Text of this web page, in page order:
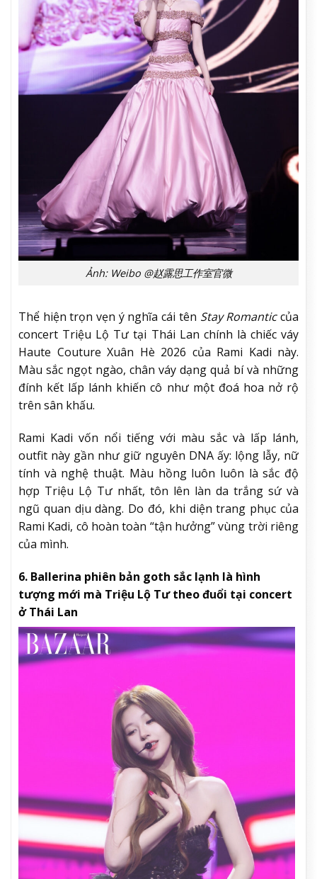
Ảnh: Weibo @赵露思工作室官微
Thể hiện trọn vẹn ý nghĩa cái tên Stay Romanticcủa
concert Triệu Lộ Tư tại Thái Lan chính là chiếc váy
Haute Couture Xuân Hè 2026 của Rami Kadi này.
Màu sắc ngọt ngào, chân váy dạng quả bí và những
đính kết lấp lánh khiến cô như một đoá hoa nở rộ
trên sân khấu.
Rami Kadi vốn nổi tiếng với màu sắc và lấp lánh,
outfit này gần như giữ nguyên DNA ấy: lộng lẫy, nữ
tính và nghệ thuật. Màu hồng luôn luôn là sắc độ
hợp Triệu Lộ Tư nhất, tôn lên làn da trắng sứ và
ngũ quan dịu dàng. Do đó, khi diện trang phục của
Rami Kadi, cô hoàn toàn “tận hưởng” vùng trời riêng
của mình.
6. Ballerina phiên bản goth sắc lạnh là hình
tượng mới mà Triệu Lộ Tư theo đuổi tại concert
ở Thái Lan